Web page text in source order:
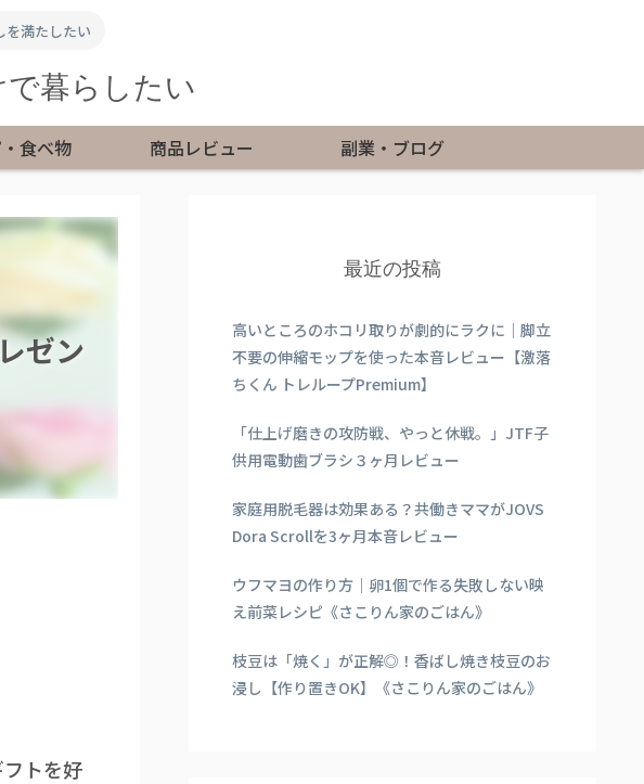
を満たしたい
暮らしたい
食べ物 商品レビュー 副業・ブログ
ゼン
トを好
最近の投稿
高いところのホコリ取りが劇的にラクに｜脚立
不要の伸縮モップを使った本音レビュー【激落
ちくん トレループPremium】
「仕上げ磨きの攻防戦、やっと休戦。」JTF子
供用電動歯ブラシ３ヶ月レビュー
家庭用脱毛器は効果ある？共働きママがJOVS
Dora Scrollを3ヶ月本音レビュー
ウフマヨの作り方｜卵1個で作る失敗しない映
え前菜レシピ《さこりん家のごはん》
枝豆は「焼く」が正解◎！香ばし焼き枝豆のお
浸し【作り置きOK】《さこりん家のごはん》